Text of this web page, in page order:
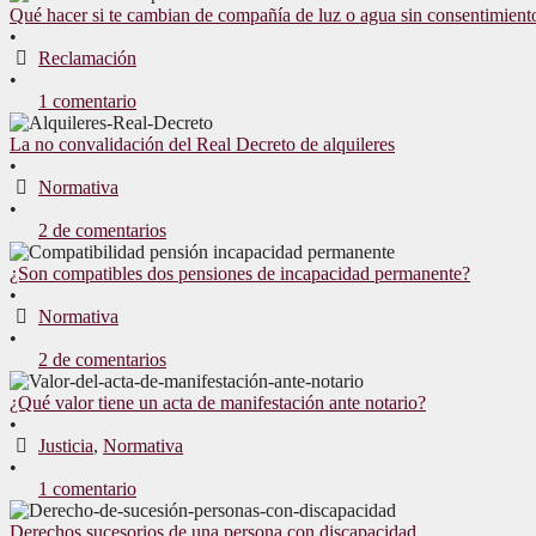
Qué hacer si te cambian de compañía de luz o agua sin
•
Reclamación
•
1 comentario
La no convalidación del Real Decreto de alquileres
•
Normativa
•
2 de comentarios
¿Son compatibles dos pensiones de incapacidad permanente?
•
Normativa
•
2 de comentarios
¿Qué valor tiene un acta de manifestación ante notario?
•
Justicia, Normativa
•
1 comentario